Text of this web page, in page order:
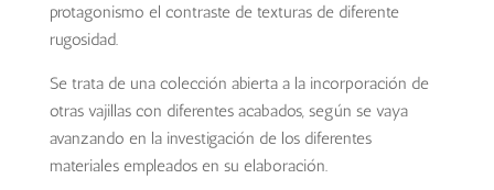
protagonismo el contraste de texturas de diferente
rugosidad.
Se trata de una colección abierta a la incorporación de
otras vajillas con diferentes acabados, según se vaya
avanzando en la investigación de los diferentes
materiales empleados en su elaboración.